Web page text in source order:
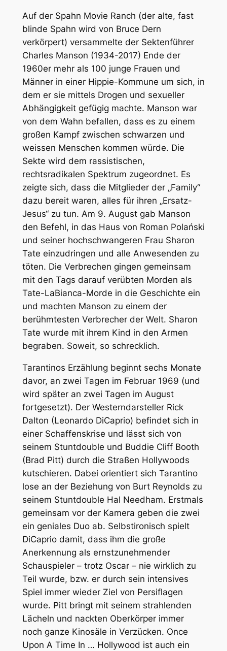
Auf der Spahn Movie Ranch (der alte, fast
blinde Spahn wird von Bruce Dern
verkörpert) versammelte der Sektenführer
Charles Manson (1934-2017) Ende der
1960er mehr als 100 junge Frauen und
Männer in einer Hippie-Kommune um sich, in
dem er sie mittels Drogen und sexueller
Abhängigkeit gefügig machte. Manson war
von dem Wahn befallen, dass es zu einem
großen Kampf zwischen schwarzen und
weissen Menschen kommen würde. Die
Sekte wird dem rassistischen,
rechtsradikalen Spektrum zugeordnet. Es
zeigte sich, dass die Mitglieder der „Family“
dazu bereit waren, alles für ihren „Ersatz-
Jesus“ zu tun. Am 9. August gab Manson
den Befehl, in das Haus von Roman Polański
und seiner hochschwangeren Frau Sharon
Tate einzudringen und alle Anwesenden zu
töten. Die Verbrechen gingen gemeinsam
mit den Tags darauf verübten Morden als
Tate-LaBianca-Morde in die Geschichte ein
und machten Manson zu einem der
berühmtesten Verbrecher der Welt. Sharon
Tate wurde mit ihrem Kind in den Armen
begraben. Soweit, so schrecklich.
Tarantinos Erzählung beginnt sechs Monate
davor, an zwei Tagen im Februar 1969 (und
wird später an zwei Tagen im August
fortgesetzt). Der Westerndarsteller Rick
Dalton (Leonardo DiCaprio) befindet sich in
einer Schaffenskrise und lässt sich von
seinem Stuntdouble und Buddie Cliff Booth
(Brad Pitt) durch die Straßen Hollywoods
kutschieren. Dabei orientiert sich Tarantino
lose an der Beziehung von Burt Reynolds zu
seinem Stuntdouble Hal Needham. Erstmals
gemeinsam vor der Kamera geben die zwei
ein geniales Duo ab. Selbstironisch spielt
DiCaprio damit, dass ihm die große
Anerkennung als ernstzunehmender
Schauspieler – trotz Oscar – nie wirklich zu
Teil wurde, bzw. er durch sein intensives
Spiel immer wieder Ziel von Persiflagen
wurde. Pitt bringt mit seinem strahlenden
Lächeln und nackten Oberkörper immer
noch ganze Kinosäle in Verzücken. Once
Upon A Time In … Hollywood ist auch ein